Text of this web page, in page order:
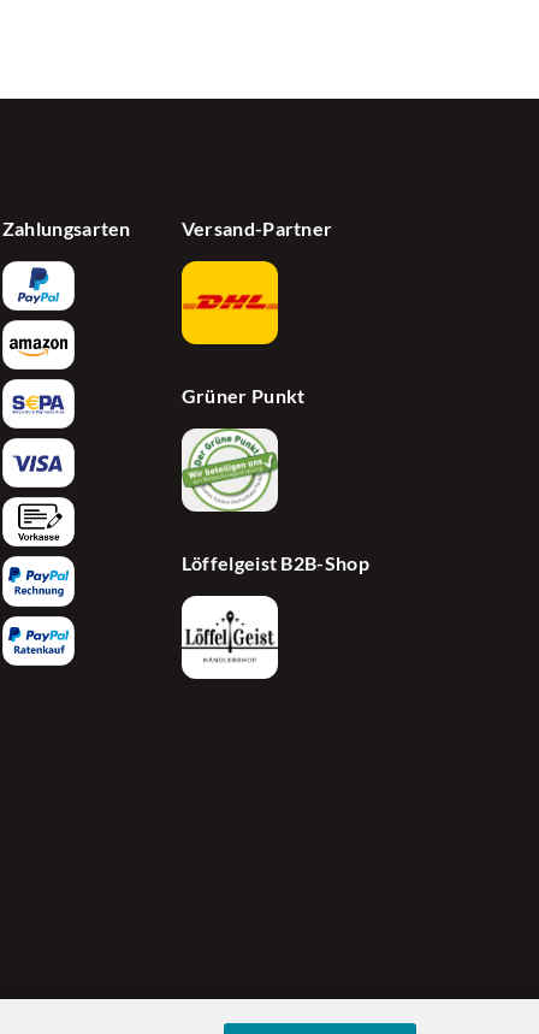
Zahlungsarten Versand-Partner
Grüner Punkt
Löffelgeist B2B-Shop